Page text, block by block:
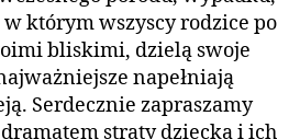
którym wszyscy rodzice po
bliskimi, dzielą swoje
napełniają
Serdecznie zapraszamy
straty dziecka i ich